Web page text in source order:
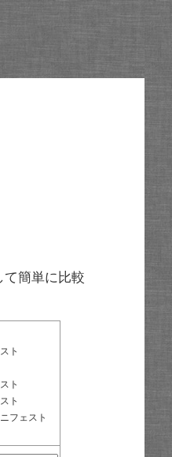
簡単に比較
ト
ト
ト
フェスト